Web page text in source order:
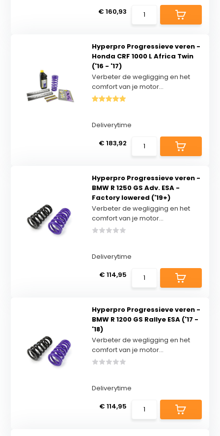
€ 160,93
Hyperpro Progressieve veren -
Honda CRF 1000 L Africa Twin
('16 - '17)
Verbeter de wegligging en het
comfort van je motor...
Deliverytime
€ 183,92
Hyperpro Progressieve veren -
BMW R 1250 GS Adv. ESA -
Factory lowered ('19+)
Verbeter de wegligging en het
comfort van je motor...
Deliverytime
€ 114,95
Hyperpro Progressieve veren -
BMW R 1200 GS Rallye ESA ('17 -
'18)
Verbeter de wegligging en het
comfort van je motor...
Deliverytime
€ 114,95